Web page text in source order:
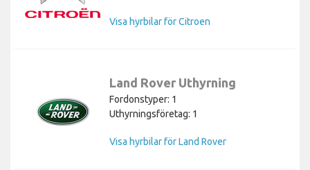
Visa hyrbilar för Citroen
Land Rover Uthyrning
Fordonstyper: 1
Uthyrningsföretag: 1
Visa hyrbilar för Land Rover